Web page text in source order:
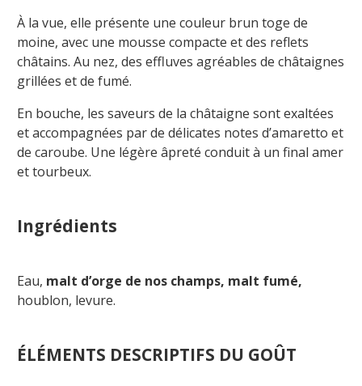
À la vue, elle présente une couleur brun toge de
moine, avec une mousse compacte et des reflets
châtains. Au nez, des effluves agréables de châtaignes
grillées et de fumé.
En bouche, les saveurs de la châtaigne sont exaltées
et accompagnées par de délicates notes d’amaretto et
de caroube. Une légère âpreté conduit à un final amer
et tourbeux.
Ingrédients
Eau, malt d’orge de nos champs, malt fumé,
houblon, levure.
ÉLÉMENTS DESCRIPTIFS DU GOÛT